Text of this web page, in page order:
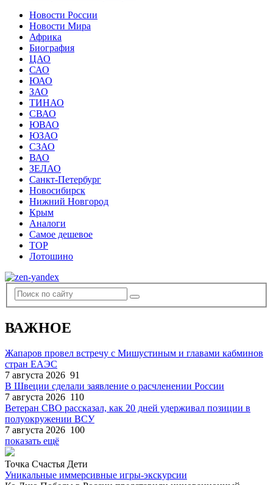
Новости России
Новости Мира
Африка
Биография
ЦАО
САО
ЮАО
ЗАО
ТИНАО
СВАО
ЮВАО
ЮЗАО
СЗАО
ВАО
ЗЕЛАО
Санкт-Петербург
Новосибирск
Нижний Новгород
Крым
Аналоги
Самое дешевое
TOP
Лотошино
ВАЖНОЕ
Жапаров провел встречу с Мишустиным и главами кабминов
стран ЕАЭС
7 августа 2026 91
В Швеции сделали заявление о расчленении России
7 августа 2026 110
Ветеран СВО рассказал, как 20 дней удерживал позиции в
полуокружении ВСУ
7 августа 2026 100
показать ещё
Точка Счастья Дети
Уникальные иммерсивные игры-экскурсии